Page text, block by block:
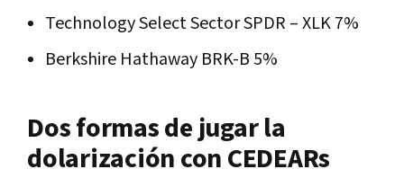
Technology Select SectorSPDR –XLK7%
Berkshire Hathaway BRK-B 5%
Dos formas de jugar la
dolarización con CEDEARs